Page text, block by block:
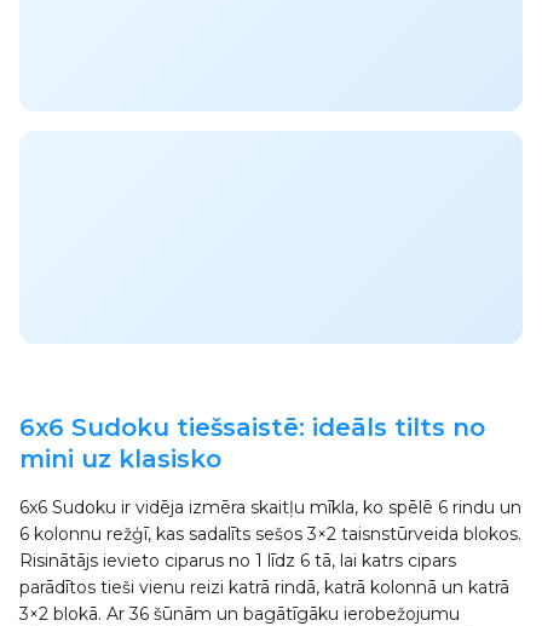
6x6 Sudoku tiešsaistē: ideāls tilts no
mini uz klasisko
6x6 Sudoku ir vidēja izmēra skaitļu mīkla, ko spēlē 6 rindu un
6 kolonnu režģī, kas sadalīts sešos 3×2 taisnstūrveida blokos.
Risinātājs ievieto ciparus no 1 līdz 6 tā, lai katrs cipars
parādītos tieši vienu reizi katrā rindā, katrā kolonnā un katrā
3×2 blokā. Ar 36 šūnām un bagātīgāku ierobežojumu